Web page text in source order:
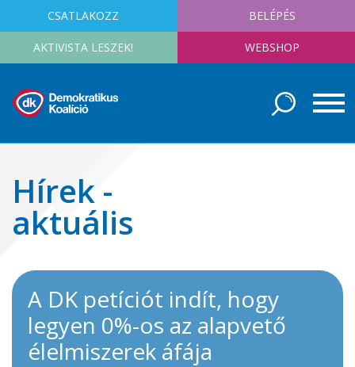
CSATLAKOZZ BELÉPÉS
AKTIVISTA LESZEK! WEBSHOP
Hírek -
aktuális
A DK petíciót indít, hogy
legyen 0%-os az alapvető
élelmiszerek áfája